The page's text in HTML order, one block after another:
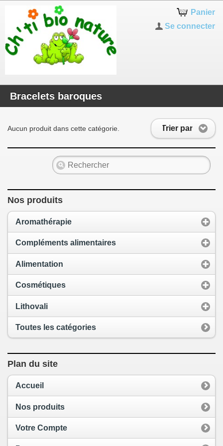
Panier
Se connecter
Bracelets baroques
Trier par
Aucun produit dans cette catégorie.
Nos produits
Aromathérapie
Compléments alimentaires
Alimentation
Cosmétiques
Lithovali
Toutes les catégories
Plan du site
Accueil
Nos produits
Votre Compte